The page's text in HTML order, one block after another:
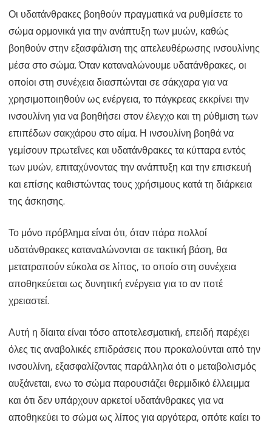
Οι υδατάνθρακες βοηθούν πραγματικά να ρυθμίσετε το
σώμα ορμονικά για την ανάπτυξη των μυών, καθώς
βοηθούν στην εξασφάλιση της απελευθέρωσης ινσουλίνης
μέσα στο σώμα. Όταν καταναλώνουμε υδατάνθρακες, οι
οποίοι στη συνέχεια διασπώνται σε σάκχαρα για να
χρησιμοποιηθούν ως ενέργεια, το πάγκρεας εκκρίνει την
ινσουλίνη για να βοηθήσει στον έλεγχο και τη ρύθμιση των
επιπέδων σακχάρου στο αίμα. Η ινσουλίνη βοηθά να
γεμίσουν πρωτεΐνες και υδατάνθρακες τα κύτταρα εντός
των μυών, επιταχύνοντας την ανάπτυξη και την επισκευή
και επίσης καθιστώντας τους χρήσιμους κατά τη διάρκεια
της άσκησης.
Το μόνο πρόβλημα είναι ότι, όταν πάρα πολλοί
υδατάνθρακες καταναλώνονται σε τακτική βάση, θα
μετατραπούν εύκολα σε λίπος, το οποίο στη συνέχεια
αποθηκεύεται ως δυνητική ενέργεια για το αν ποτέ
χρειαστεί.
Αυτή η δίαιτα είναι τόσο αποτελεσματική, επειδή παρέχει
όλες τις αναβολικές επιδράσεις που προκαλούνται από την
ινσουλίνη, εξασφαλίζοντας παράλληλα ότι ο μεταβολισμός
αυξάνεται, ενω το σώμα παρουσιάζει θερμιδικό έλλειμμα
και ότι δεν υπάρχουν αρκετοί υδατάνθρακες για να
αποθηκεύει το σώμα ως λίπος για αργότερα, οπότε καίει το